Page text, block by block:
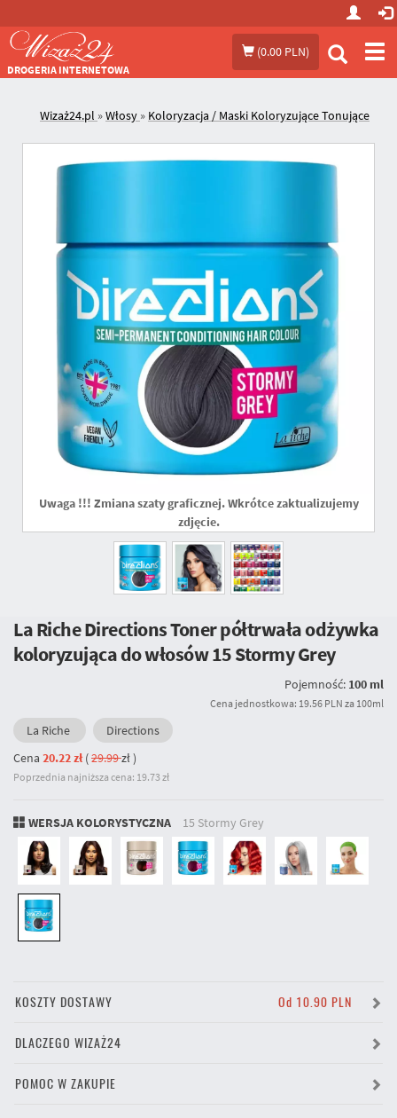
(0.00 PLN)
DROGERIA INTERNETOWA
Wizaż24.pl »Włosy » Koloryzacja / Maski Koloryzujące Tonujące
Uwaga !!! Zmiana szaty graficznej. Wkrótce zaktualizujemy
zdjęcie.
La Riche Directions Toner półtrwała odżywka
koloryzująca do włosów15 Stormy Grey
Pojemność: 100 ml
Cena jednostkowa: 19.56 PLN za 100ml
La Riche
Directions
Cena 20.22 zł(29.99zł)
Poprzednia najniższa cena: 19.73 zł
WERSJA KOLORYSTYCZNA 15 Stormy Grey
KOSZTY DOSTAWY Od 10.90 PLN
DLACZEGO WIZAŻ24
POMOC W ZAKUPIE